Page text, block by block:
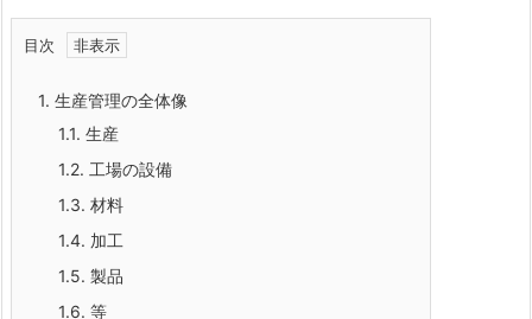
目次
1. 生産管理の全体像
1.1. 生産
1.2. 工場の設備
1.3. 材料
1.4. 加工
1.5. 製品
1.6. 等